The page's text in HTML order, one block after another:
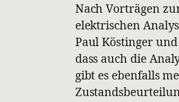
Nach Vorträgen
elektrischen
Paul Köstinger
dass auch die
gibt es ebenfalls